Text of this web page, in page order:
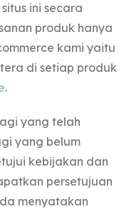
ini secara
produk hanya
kami yaitu
di setiap produk
.
yang telah
yang belum
kebijakan dan
persetujuan
menyatakan